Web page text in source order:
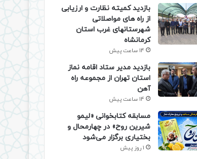
بازدید کمیته نظارت و ارزیابی
از راه های مواصلاتی
شهرستانهای غرب استان
کرمانشاه
14 ساعت پیش
بازدید مدیر ستاد اقامه نماز
استان تهران از مجموعه راه
آهن
14 ساعت پیش
مسابقه کتابخوانی «لیمو
شیرین روح» در چهارمحال و
بختیاری برگزار می‌شود
1 روز پیش